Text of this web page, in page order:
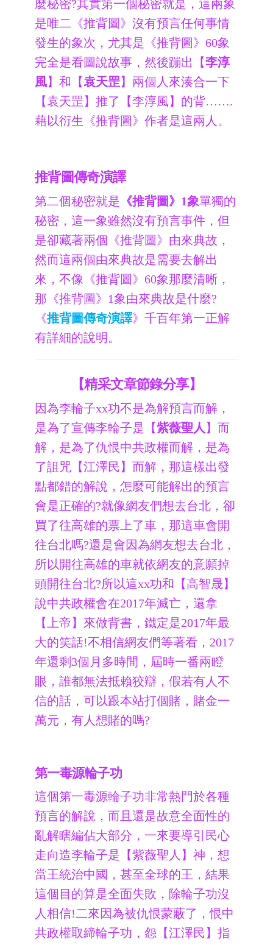
麼秘密?其實第一個秘密就是，這兩象
是唯二《推背圖》沒有預言任何事情
發生的象次，尤其是《推背圖》60象
完全是看圖說故事，然後蹦出【李淳
風】和【袁天罡】兩個人來湊合一下
【袁天罡】推了【李淳風】的背…….
藉以衍生《推背圖》作者是這兩人。
推背圖傳奇演譯
第二個秘密就是 《推背圖》1象單獨的
秘密，這一象雖然沒有預言事件，但
是卻藏著兩個《推背圖》由來典故，
然而這兩個由來典故是需要去解出
來，不像《推背圖》60象那麼清晰，
那《推背圖》1象由來典故是什麼?
《推背圖傳奇演譯》千百年第一正解
有詳細的說明。
【精采文章節錄分享】
因為李輪子xx功不是為解預言而解，
是為了宣傳李輪子是【紫薇聖人 】而
解，是為了仇恨中共政權而解，是為
了詛咒【江澤民】而解，那這樣出發
點都錯的解說，怎麼可能解出的預言
會是正確的?就像網友們想去台北，卻
買了往高雄的票上了車，那這車會開
往台北嗎?還是會因為網友想去台北，
所以開往高雄的車就依網友的意願掉
頭開往台北?所以這xx功和【高智晟】
說中共政權會在2017年滅亡，還拿
【上帝】來做背書，鐵定是2017年最
大的笑話!不相信網友們等著看，2017
年還剩3個月多時間，屆時一番兩瞪
眼，誰都無法抵賴狡辯，假若有人不
信的話，可以跟本站打個賭，賭金一
萬元，有人想賭的嗎?
第一毒源輪子功
這個第一毒源輪子功非常熱門於各種
預言的解說，而且還是故意全面性的
亂解瞎編佔大部分，一來要導引民心
走向造李輪子是【紫薇聖人】神，想
當王統治中國，甚至全球的王，結果
這個目的算是全面失敗，除輪子功沒
人相信!二來因為被仇恨蒙蔽了，恨中
共政權取締輪子功，怨【江澤民】指